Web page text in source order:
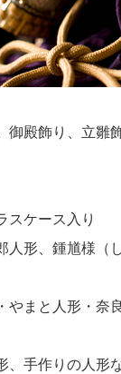
殿飾り、立雛
スケース入り
形、鍾馗様（
まと人形・奈
、手作りの人形